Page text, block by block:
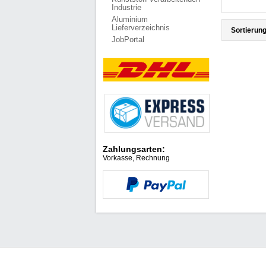
Industrie
Aluminium
Lieferverzeichnis
JobPortal
Zahlungsarten:
Vorkasse, Rechnung